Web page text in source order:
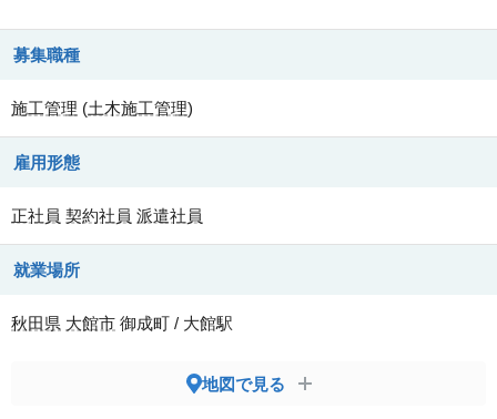
募集職種
施工管理 (土木施工管理)
雇用形態
正社員 契約社員 派遣社員
就業場所
秋田県 大館市 御成町 / 大館駅
地図で見る